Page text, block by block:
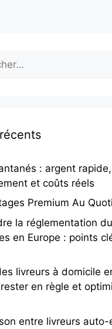
: argent rapide,
et coûts réels
Premium Au
la réglementation
en Europe : points
livreurs à domicile
en règle et
entre livreurs